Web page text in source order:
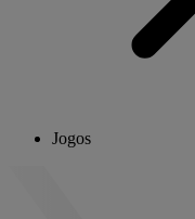
Jogos